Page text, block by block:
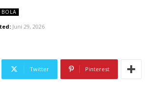
BOLA
Juni 29, 2026
Twitter Pinterest